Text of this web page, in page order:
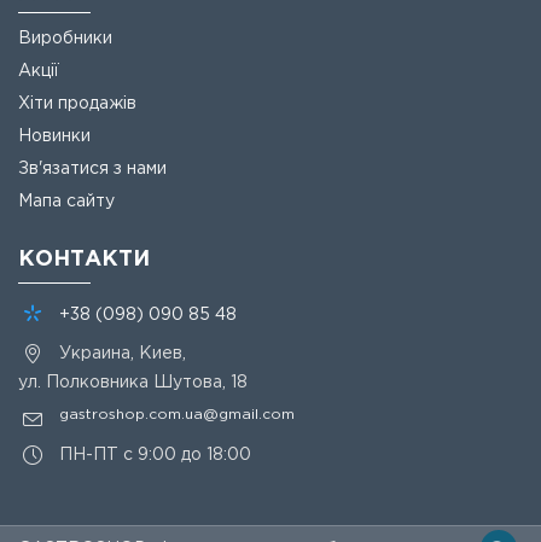
Виробники
Акції
Хіти продажів
Новинки
Зв'язатися з нами
Мапа сайту
КОНТАКТИ
+38 (098) 090 85 48
Украина, Киев,
ул. Полковника Шутова, 18
gastroshop.com.ua@gmail.com
ПН-ПТ с 9:00 до 18:00